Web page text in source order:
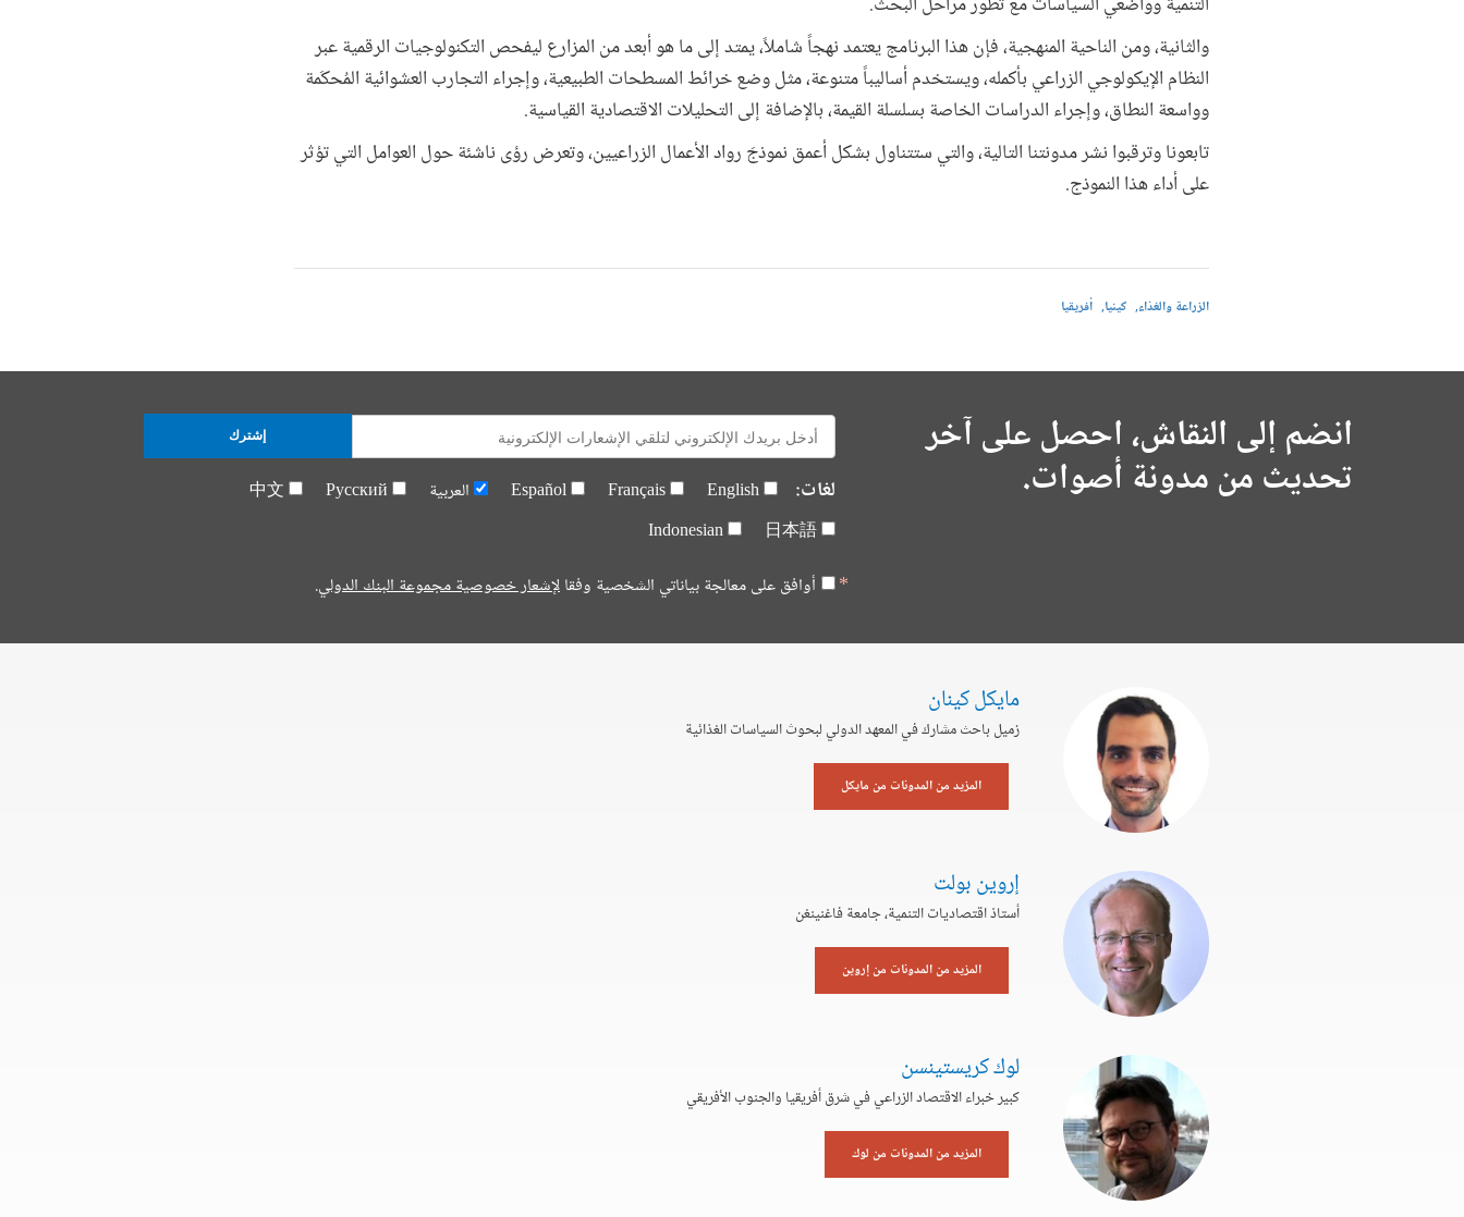
والثانية، ومن الناحية المنهجية، فإن هذا البرنامج يعتمد نهجاً شاملاً، يمتد إلى ما هو أبعد من المزارع ليفحص التكنولوجيات الرقمية عبر
النظام الإيكولوجي الزراعي بأكمله، ويستخدم أساليباً متنوعة، مثل وضع خرائط المسطحات الطبيعية، وإجراء التجارب العشوائية المُحكَمة
وواسعة النطاق، وإجراء الدراسات الخاصة بسلسلة القيمة، بالإضافة إلى التحليلات الاقتصادية القياسية.
تابعونا وترقبوا نشر مدونتنا التالية، والتي ستتناول بشكل أعمق نموذجَ رواد الأعمال الزراعيين، وتعرض رؤى ناشئة حول العوامل التي تؤثر
على أداء هذا النموذج.
الزراعة والغذاء كينيا أفريقيا
انضم إلى النقاش، احصل على آخر
تحديث من مدونة أصوات.
E-
mail:
لغات: English
Français
Español العربية Русский
中文
日本語
Indonesian
أوافق على معالجة بياناتي الشخصية وفقالإشعار خصوصية مجموعة البنك الدولي.
إشترك
مايكل كينان
زميل باحث مشارك في المعهد الدولي لبحوث السياسات الغذائية
المزيد من المدونات من مايكل
إروين بولت
أستاذ اقتصاديات التنمية، جامعة فاغنينغن
المزيد من المدونات من إروين
لوك كريستينسن
كبير خبراء الاقتصاد الزراعي في شرق أفريقيا والجنوب الأفريقي
المزيد من المدونات من لوك